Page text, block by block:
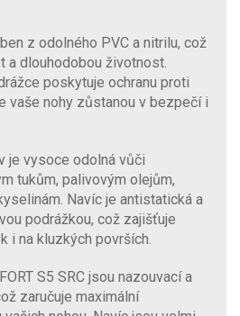
z odolného PVC a nitrilu, což
a dlouhodobou životnost.
poskytuje ochranu proti
vaše nohy zůstanou v bezpečí i
je vysoce odolná vůči
tukům, palivovým olejům,
Navíc je antistatická a
podrážkou, což zajišťuje
i na kluzkých površích.
S5 SRC jsou nazouvací a
zaručuje maximální